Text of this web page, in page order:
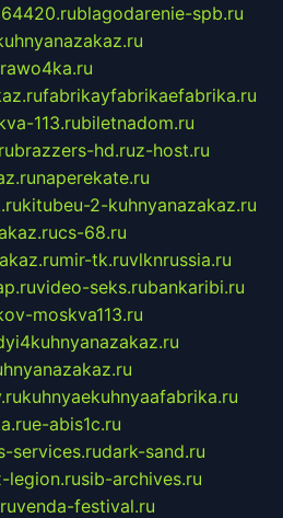
blagodarenie-spb.ru
fabrikayfabrikaefabrika.ru
113.rubiletnadom.ru
brazzers-hd.ruz-host.ru
naperekate.ru
kitubeu-2-kuhnyanazakaz.ru
cs-68.ru
mir-tk.ruvlknrussia.ru
video-seks.rubankaribi.ru
moskva113.ru
kuhnyaekuhnyaafabrika.ru
e-abis1c.ru
services.rudark-sand.ru
legion.rusib-archives.ru
venda-festival.ru